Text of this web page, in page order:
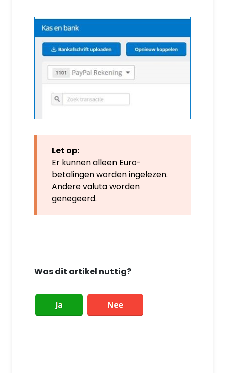
Let op:
Er kunnen alleen Euro-
betalingen worden ingelezen.
Andere valuta worden
genegeerd.
Was dit artikel nuttig?